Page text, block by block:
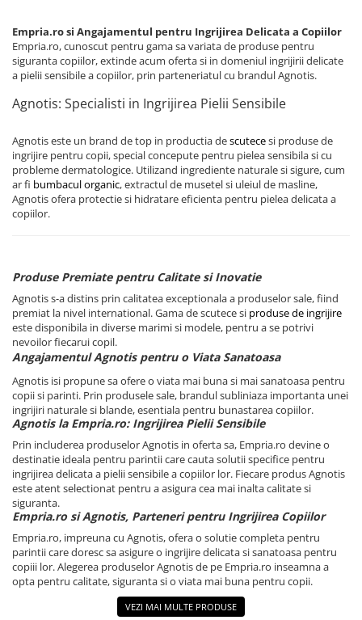
Poarta siguranta copii
Deflectoare pentru aer conditionat
Casti antifonice pentru copii si
bebelusi
Echipament protectie bicicleta si
ski
Accesorii auto copii
Ochelari de soare
Palarii protectie UV
Accesorii plaja
Puericultura mare
Somnul bebelusului
Carucioare si scaune auto
Tarcuri copii / bebelusi
Scaune masa
Ingrijire bebe si mama
Igiena si ingrijire bebelusi
Accesorii bebelusi / nou-nascuti
Perne si saltele bebelusi
Diversificare bebelusi
Baia bebelusului
Empria.ro si Angajamentul pentru Ingrijirea Delicata a Copiilor
Empria.ro, cunoscut pentru gama sa variata de produse pentru
siguranta copiilor, extinde acum oferta si in domeniul ingrijirii delicate
a pielii sensibile a copiilor, prin parteneriatul cu brandul Agnotis.
Agnotis: Specialisti in Ingrijirea Pielii Sensibile
Agnotis este un brand de top in productia descutecesi produse de
ingrijire pentru copii, special concepute pentru pielea sensibila si cu
probleme dermatologice. Utilizand ingrediente naturale si sigure, cum
ar fi bumbacul organic, extractul de musetel si uleiul de masline,
Agnotis ofera protectie si hidratare eficienta pentru pielea delicata a
copiilor.
Produse Premiate pentru Calitate si Inovatie
Agnotis s-a distins prin calitatea exceptionala a produselor sale, fiind
premiat la nivel international. Gama de scutece si produse de ingrijire
este disponibila in diverse marimi si modele, pentru a se potrivi
nevoilor fiecarui copil.
Angajamentul Agnotis pentru o Viata Sanatoasa
Agnotis isi propune sa ofere o viata mai buna si mai sanatoasa pentru
copii si parinti. Prin produsele sale, brandul subliniaza importanta unei
ingrijiri naturale si blande, esentiala pentru bunastarea copiilor.
Agnotis la Empria.ro: Ingrijirea Pielii Sensibile
Prin includerea produselor Agnotis in oferta sa, Empria.ro devine o
destinatie ideala pentru parintii care cauta solutii specifice pentru
ingrijirea delicata a pielii sensibile a copiilor lor. Fiecare produs Agnotis
este atent selectionat pentru a asigura cea mai inalta calitate si
siguranta.
Empria.ro si Agnotis, Parteneri pentru Ingrijirea Copiilor
Empria.ro, impreuna cu Agnotis, ofera o solutie completa pentru
parintii care doresc sa asigure o ingrijire delicata si sanatoasa pentru
copiii lor. Alegerea produselor Agnotis de pe Empria.ro inseamna a
opta pentru calitate, siguranta si o viata mai buna pentru copii.
VEZI MAI MULTE PRODUSE